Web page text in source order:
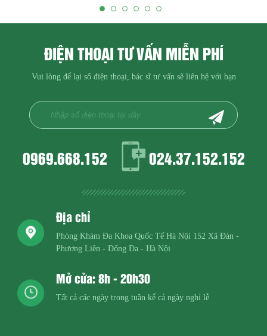
ĐIỆN THOẠI TƯ VẤN MIỄN PHÍ
Vui lòng để lại số điện thoại, bác sĩ tư vấn sẽ liên hệ với bạn
0969.668.152 024.37.152.152
Địa chỉ
Phòng Khám Đa Khoa Quốc Tế Hà Nội 152 Xã Đàn -
Phương Liên - Đống Đa - Hà Nội
Mở cửa: 8h - 20h30
Tất cả các ngày trong tuần kể cả ngày nghỉ lễ